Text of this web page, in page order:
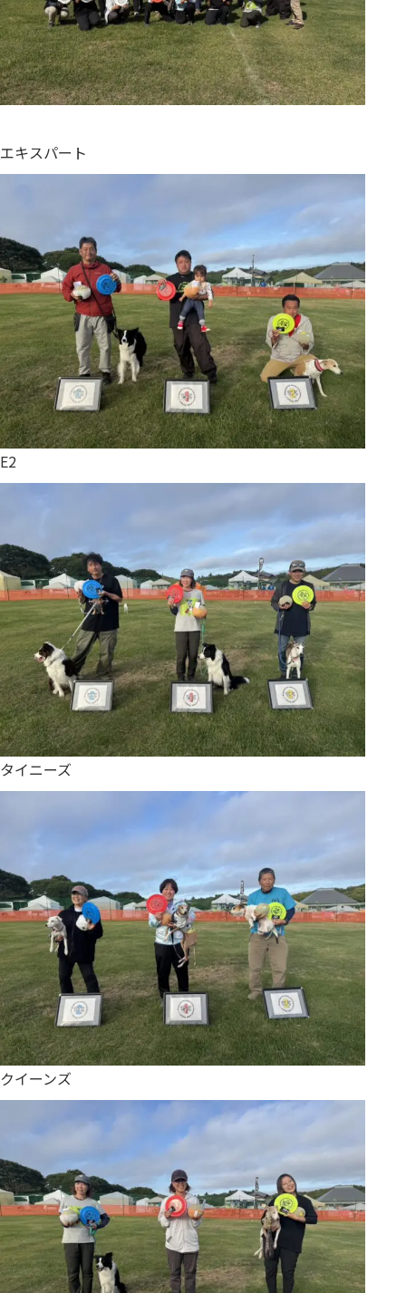
エキスパート
E2
タイニーズ
クイーンズ